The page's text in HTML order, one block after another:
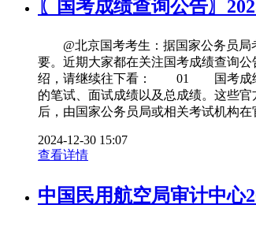
〖国考成绩查询公告〗
@北京国考考生：据国家公务员局
要。近期大家都在关注国考成绩查询
绍，请继续往下看： 01 国考成绩查
的笔试、面试成绩以及总成绩。这
后，由国家公务员局或相关考试机构
2024-12-30 15:07
查看详情
中国民用航空局审计中心